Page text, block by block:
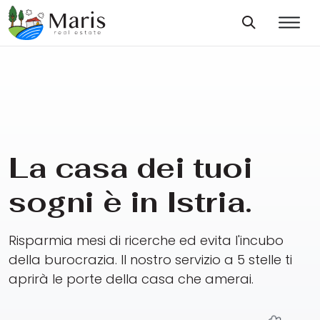
La casa dei tuoi
sogni è in Istria.
Risparmia mesi di ricerche ed evita l'incubo
della burocrazia. Il nostro servizio a 5 stelle ti
aprirà le porte della casa che amerai.